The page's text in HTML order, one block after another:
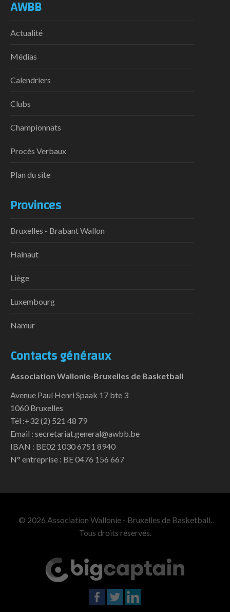
AWBB
Actualité
Médias
Calendriers
Clubs
Championnats
Procès Verbaux
Plan du site
Provinces
Bruxelles - Brabant Wallon
Hainaut
Liège
Luxembourg
Namur
Contacts généraux
Association Wallonie-Bruxelles de Basketball
Avenue Paul Henri Spaak 17 bte 3
1060 Bruxelles
Tél :+32 (2) 521 48 79
Email : secretariat.general@awbb.be
IBAN : BE02 1030 6751 8940
N° entreprise : BE 0476 156 667
© 2026 Association Wallonie - Bruxelles de Basketball.
Tous droits réservés.